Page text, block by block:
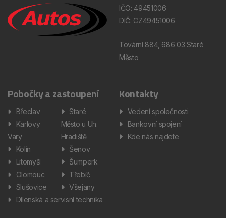
IČO: 49451006
DIČ: CZ49451006
Tovární 884, 686 03 Staré
Město
Pobočky a zastoupení
Břeclav
Karlovy
Vary
Kolín
Litomyšl
Olomouc
Slušovice
Staré
Město u Uh.
Hradiště
Šenov
Šumperk
Třebíč
Všejany
Dílenská a servisní technika
Kontakty
Vedení společnosti
Bankovní spojení
Kde nás najdete